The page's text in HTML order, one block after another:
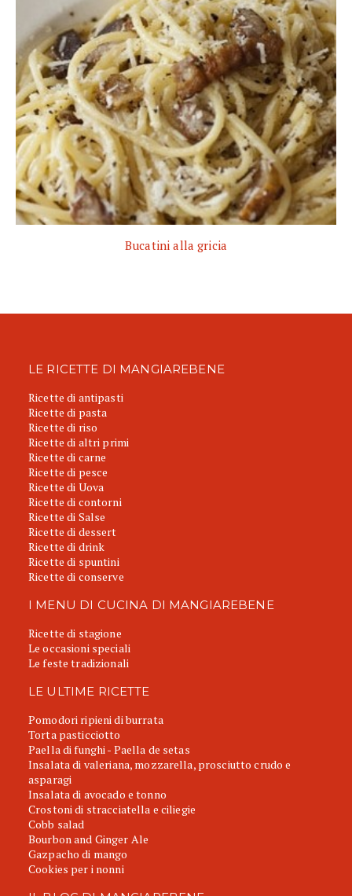
Bucatini alla gricia
LE RICETTE DI MANGIAREBENE
Ricette di antipasti
Ricette di pasta
Ricette di riso
Ricette di altri primi
Ricette di carne
Ricette di pesce
Ricette di Uova
Ricette di contorni
Ricette di Salse
Ricette di dessert
Ricette di drink
Ricette di spuntini
Ricette di conserve
I MENU DI CUCINA DI MANGIAREBENE
Ricette di stagione
Le occasioni speciali
Le feste tradizionali
LE ULTIME RICETTE
Pomodori ripieni di burrata
Torta pasticciotto
Paella di funghi - Paella de setas
Insalata di valeriana, mozzarella, prosciutto crudo e
asparagi
Insalata di avocado e tonno
Crostoni di stracciatella e ciliegie
Cobb salad
Bourbon and Ginger Ale
Gazpacho di mango
Cookies per i nonni